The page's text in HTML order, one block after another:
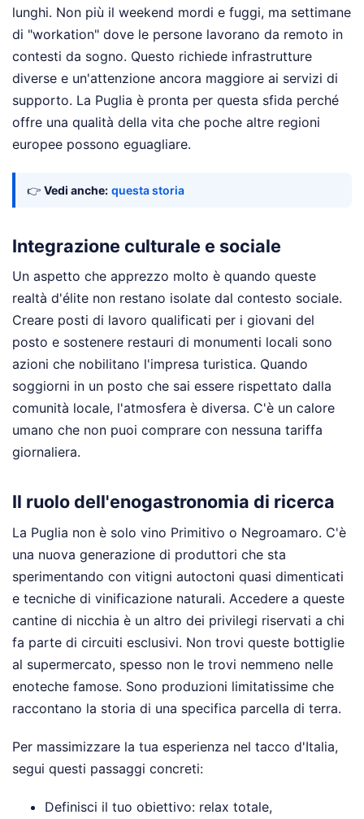
lunghi. Non più il weekend mordi e fuggi, ma settimane
di "workation" dove le persone lavorano da remoto in
contesti da sogno. Questo richiede infrastrutture
diverse e un'attenzione ancora maggiore ai servizi di
supporto. La Puglia è pronta per questa sfida perché
offre una qualità della vita che poche altre regioni
europee possono eguagliare.
👉 Vedi anche: questa storia
Integrazione culturale e sociale
Un aspetto che apprezzo molto è quando queste
realtà d'élite non restano isolate dal contesto sociale.
Creare posti di lavoro qualificati per i giovani del
posto e sostenere restauri di monumenti locali sono
azioni che nobilitano l'impresa turistica. Quando
soggiorni in un posto che sai essere rispettato dalla
comunità locale, l'atmosfera è diversa. C'è un calore
umano che non puoi comprare con nessuna tariffa
giornaliera.
Il ruolo dell'enogastronomia di ricerca
La Puglia non è solo vino Primitivo o Negroamaro. C'è
una nuova generazione di produttori che sta
sperimentando con vitigni autoctoni quasi dimenticati
e tecniche di vinificazione naturali. Accedere a queste
cantine di nicchia è un altro dei privilegi riservati a chi
fa parte di circuiti esclusivi. Non trovi queste bottiglie
al supermercato, spesso non le trovi nemmeno nelle
enoteche famose. Sono produzioni limitatissime che
raccontano la storia di una specifica parcella di terra.
Per massimizzare la tua esperienza nel tacco d'Italia,
segui questi passaggi concreti:
Definisci il tuo obiettivo: relax totale,